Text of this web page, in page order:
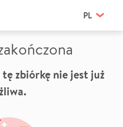
PL
zbiórkę nie jest już